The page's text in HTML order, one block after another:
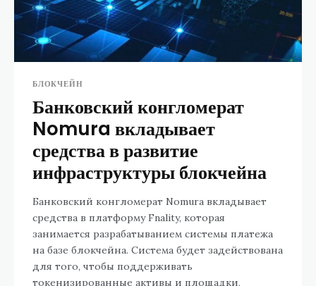
БЛОКЧЕЙН
Банковский конгломерат
Nomura вкладывает
средства в развитие
инфраструктуры блокчейна
Банковский конгломерат Nomura вкладывает
средства в платформу Fnality, которая
занимается разрабатыванием системы платежа
на базе блокчейна. Система будет задействована
для того, чтобы поддерживать
токенизированные активы и площадки,